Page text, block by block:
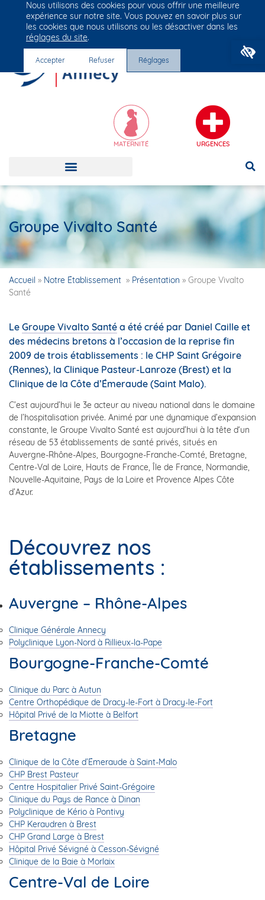
Groupe Vivalto Santé
Entre nous, la vie
MATERNITÉ URGENCES
Groupe Vivalto Santé
Accueil » Notre Établissement » Présentation » Groupe Vivalto
Santé
Le Groupe Vivalto Santé a été créé par Daniel Caille et
des médecins bretons à l’occasion de la reprise fin
2009 de trois établissements : le CHP Saint Grégoire
(Rennes), la Clinique Pasteur-Lanroze (Brest) et la
Clinique de la Côte d’Émeraude (Saint Malo).
C’est aujourd’hui le 3e acteur au niveau national dans le domaine
de l’hospitalisation privée. Animé par une dynamique d’expansion
constante, le Groupe Vivalto Santé est aujourd’hui à la tête d‘un
réseau de 53 établissements de santé privés, situés en
Auvergne-Rhône-Alpes, Bourgogne-Franche-Comté, Bretagne,
Centre-Val de Loire, Hauts de France, Île de France, Normandie,
Nouvelle-Aquitaine, Pays de la Loire et Provence Alpes Côte
d’Azur.
Découvrez nos
établissements :
Auvergne – Rhône-Alpes
Clinique Générale Annecy
Polyclinique Lyon-Nord à Rillieux-la-Pape
Bourgogne-Franche-Comté
Clinique du Parc à Autun
Centre Orthopédique de Dracy-le-Fort à Dracy-le-Fort
Hôpital Privé de la Miotte à Belfort
Bretagne
Clinique de la Côte d’Émeraude à Saint-Malo
CHP Brest Pasteur
Centre Hospitalier Privé Saint-Grégoire
Clinique du Pays de Rance à Dinan
Polyclinique de Kério à Pontivy
CHP Keraudren à Brest
CHP Grand Large à Brest
Hôpital Privé Sévigné à Cesson-Sévigné
Clinique de la Baie à Morlaix
Centre-Val de Loire
Nous utilisons des cookies pour vous offrir une meilleure
expérience sur notre site. Vous pouvez en savoir plus sur
les cookies que nous utilisons ou les désactiver dans les
réglages du site.
Accepter Refuser Réglages